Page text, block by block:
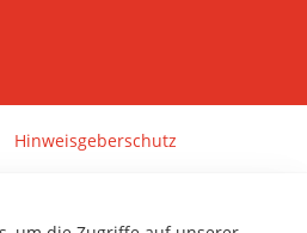
Hinweisgeberschutz